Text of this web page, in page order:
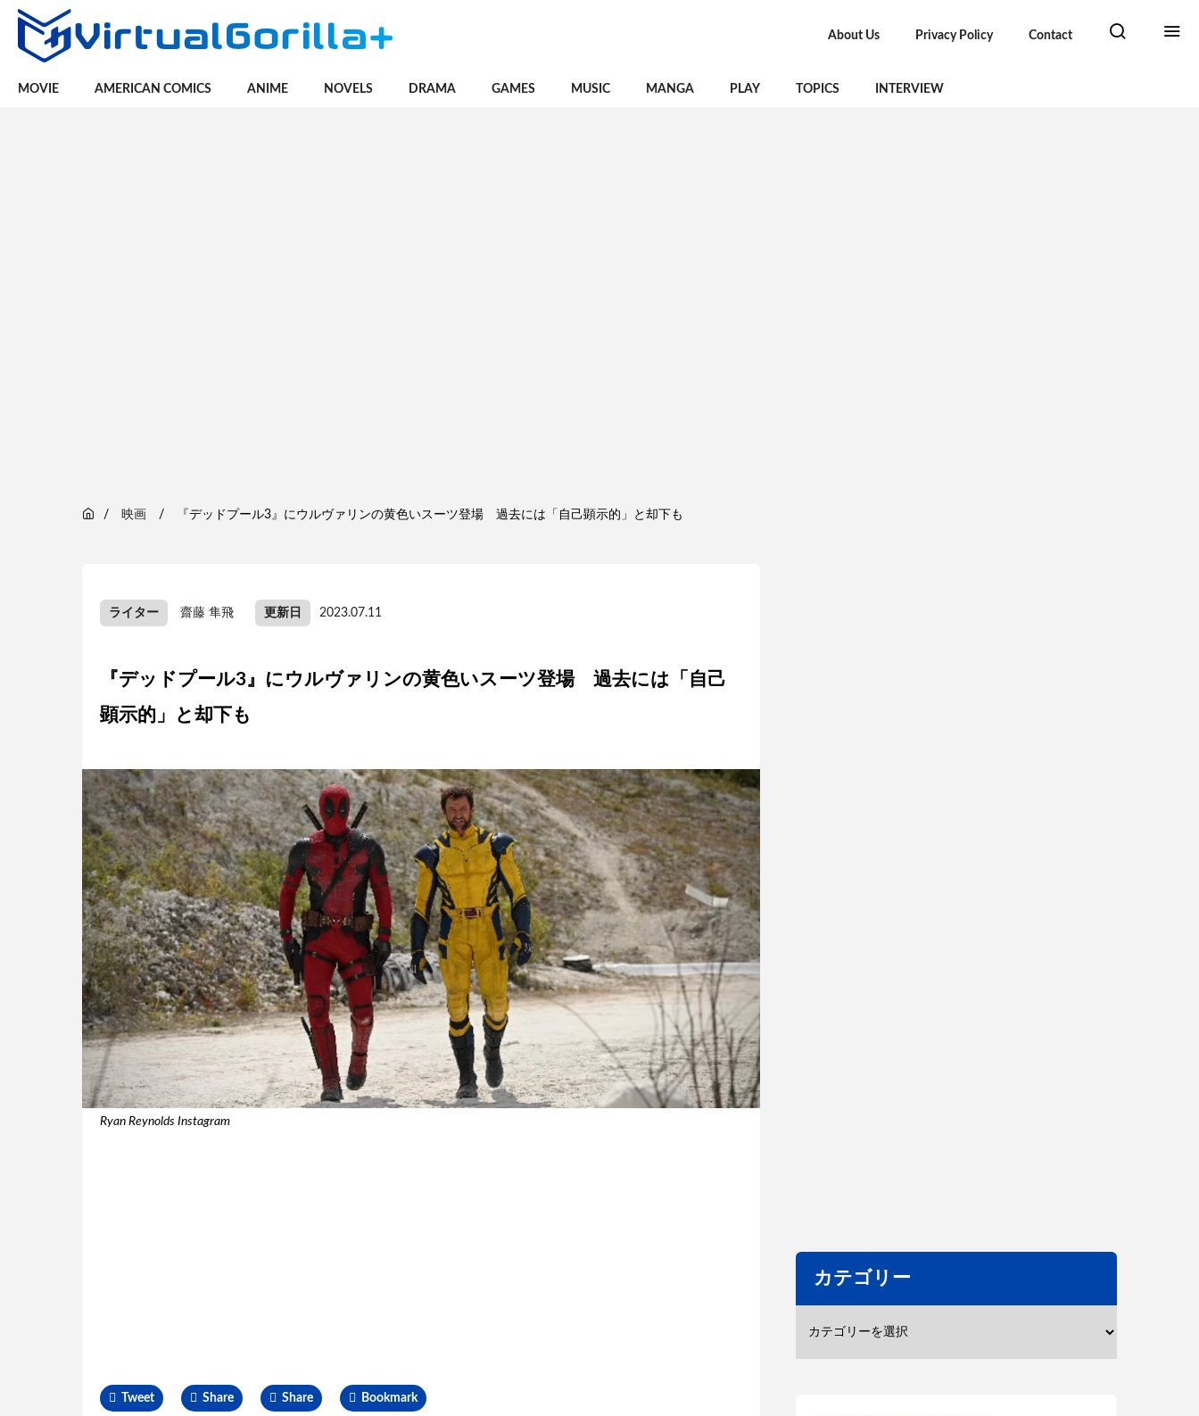
About Us Privacy Policy Contact
MOVIE AMERICAN COMICS ANIME NOVELS DRAMA GAMES MUSIC MANGA PLAY TOPICS INTERVIEW
映画 『デッドプール3』にウルヴァリンの黄色いスーツ登場 過去には「自己顕示的」と却下も
ライター 齋藤 隼飛 更新日 2023.07.11
『デッドプール3』にウルヴァリンの黄色いスーツ登場 過去には「自己
顕示的」と却下も
Ryan Reynolds Instagram
Tweet Share Share Bookmark
カテゴリー